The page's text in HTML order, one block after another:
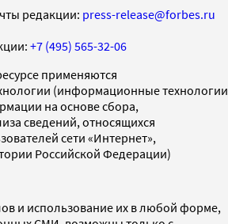
редакции: press-release@forbes.ru
+7 (495) 565-32-06
применяются
(информационные технологии
на основе сбора,
сведений, относящихся
сети «Интернет»,
Российской Федерации)
и использование их в любой форме,